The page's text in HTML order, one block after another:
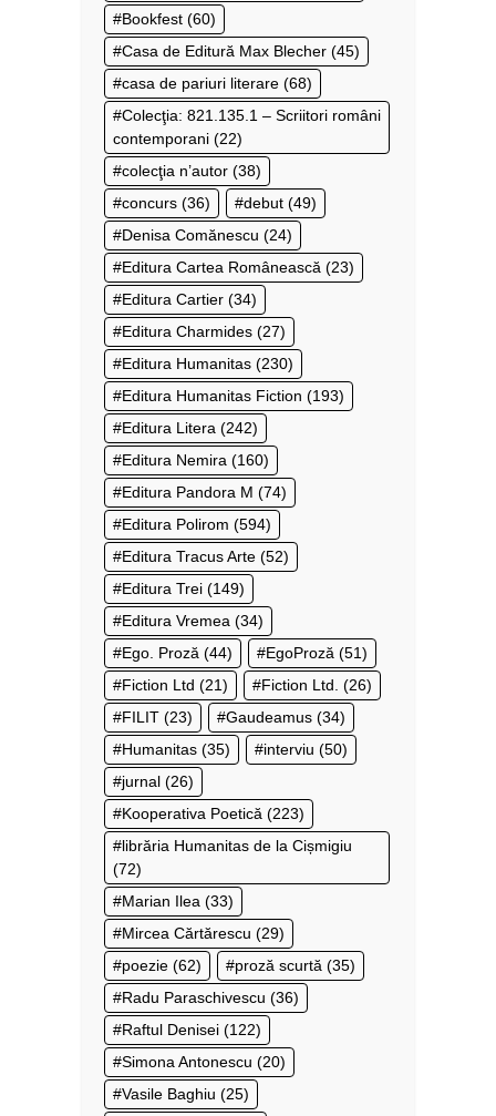
Bookfest (60)
Casa de Editură Max Blecher (45)
casa de pariuri literare (68)
Colecţia: 821.135.1 – Scriitori români
contemporani (22)
colecţia n’autor (38)
concurs (36) debut (49)
Denisa Comănescu (24)
Editura Cartea Românească (23)
Editura Cartier (34)
Editura Charmides (27)
Editura Humanitas (230)
Editura Humanitas Fiction (193)
Editura Litera (242)
Editura Nemira (160)
Editura Pandora M (74)
Editura Polirom (594)
Editura Tracus Arte (52)
Editura Trei (149)
Editura Vremea (34)
Ego. Proză (44) EgoProză (51)
Fiction Ltd (21) Fiction Ltd. (26)
FILIT (23) Gaudeamus (34)
Humanitas (35) interviu (50)
jurnal (26)
Kooperativa Poetică (223)
librăria Humanitas de la Cișmigiu
(72)
Marian Ilea (33)
Mircea Cărtărescu (29)
poezie (62) proză scurtă (35)
Radu Paraschivescu (36)
Raftul Denisei (122)
Simona Antonescu (20)
Vasile Baghiu (25)